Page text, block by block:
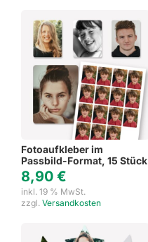
Fotoaufkleber im
Passbild-Format, 15 Stück
8,90 €
inkl. 19 % MwSt.
zzgl. Versandkosten